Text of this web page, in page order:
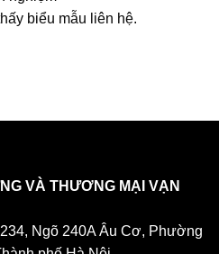
biểu mẫu liên hệ.
VÀ THƯƠNG MẠI VẠN
Ngõ 240A Âu Cơ, Phường